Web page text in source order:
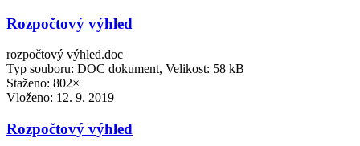
Rozpočtový výhled
rozpočtový výhled.doc
Typ souboru: DOC dokument, Velikost: 58 kB
Staženo: 802×
Vloženo: 12. 9. 2019
Rozpočtový výhled